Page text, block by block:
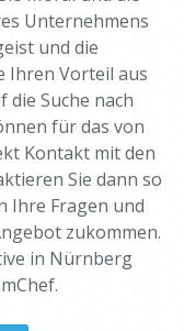
Unternehmens
und die
Ihren Vorteil aus
die Suche nach
für das von
Kontakt mit den
Sie dann so
Ihre Fragen und
zukommen.
in Nürnberg